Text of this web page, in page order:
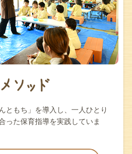
ともち」を導入し、一人ひとり
った保育指導を実践していま